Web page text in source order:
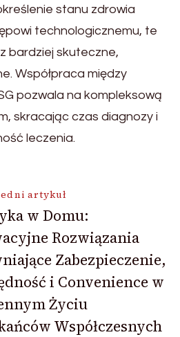
stanu zdrowia
technologicznemu, te
bardziej skuteczne,
Współpraca między
pozwala na kompleksową
skracając czas diagnozy i
leczenia.
artykuł
w Domu:
Rozwiązania
Zabezpieczenie,
i Convenience w
Życiu
Współczesnych